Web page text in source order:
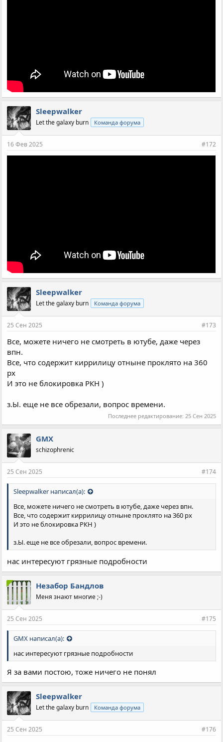
Sleepwalker
Let the galaxy burn Команда форума
16 Фев 2025 #172
Sleepwalker
Let the galaxy burn Команда форума
25 Сен 2025 #173
Все, можете ничего не смотреть в ютубе, даже через
впн.
Все, что содержит киррилицу отныне проклято на 360
px
И это не блокировка РКН )
з.Ы. еще не все обрезали, вопрос времени.
Последнее редактирование: 25 Сен 2025
GMX
schizophrenic
25 Сен 2025 #174
Sleepwalker написал(а):
Все, можете ничего не смотреть в ютубе, даже через впн.
Все, что содержит киррилицу отныне проклято на 360 px
И это не блокировка РКН )
з.Ы. еще не все обрезали, вопрос времени.
нас интересуют грязные подробности
Незабор Бандлов
Меня знают многие ;-)
25 Сен 2025 #175
GMX написал(а):
нас интересуют грязные подробности
Я за вами постою, тоже ничего не понял
Sleepwalker
Let the galaxy burn Команда форума
25 Сен 2025 #176